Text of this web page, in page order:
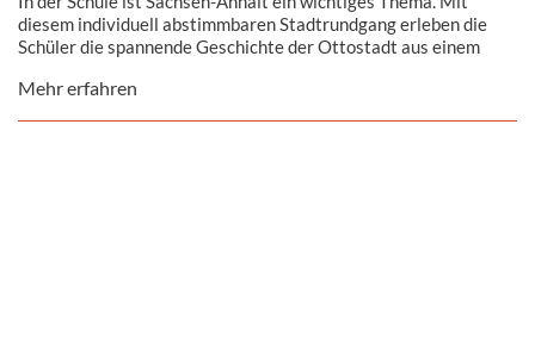
diesem individuell abstimmbaren Stadtrundgang erleben die
Schüler die spannende Geschichte der Ottostadt aus einem
Mehr erfahren